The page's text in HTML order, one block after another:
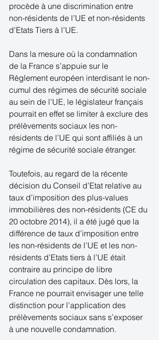
procède à une discrimination entre
non-résidents de l’UE et non-résidents
d’Etats Tiers à l’UE.
Dans la mesure où la condamnation
de la France s’appuie sur le
Règlement européen interdisant le non-
cumul des régimes de sécurité sociale
au sein de l’UE, le législateur français
pourrait en effet se limiter à exclure des
prélèvements sociaux les non-
résidents de l’UE qui sont affiliés à un
régime de sécurité sociale étranger.
Toutefois, au regard de la récente
décision du Conseil d’Etat relative au
taux d’imposition des plus-values
immobilières des non-résidents (CE du
20 octobre 2014), il a été jugé que la
différence de taux d’imposition entre
les non-résidents de l’UE et les non-
résidents d’Etats tiers à l’UE était
contraire au principe de libre
circulation des capitaux. Dès lors, la
France ne pourrait envisager une telle
distinction pour l’application des
prélèvements sociaux sans s’exposer
à une nouvelle condamnation.